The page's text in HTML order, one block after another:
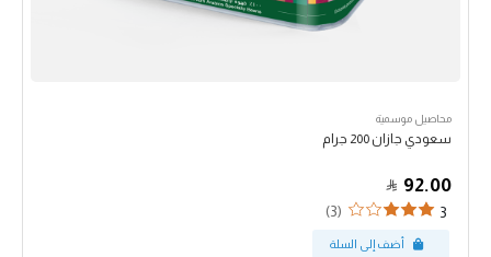
محاصيل موسمية
سعودي جازان 200 جرام
92.00
3
(3)